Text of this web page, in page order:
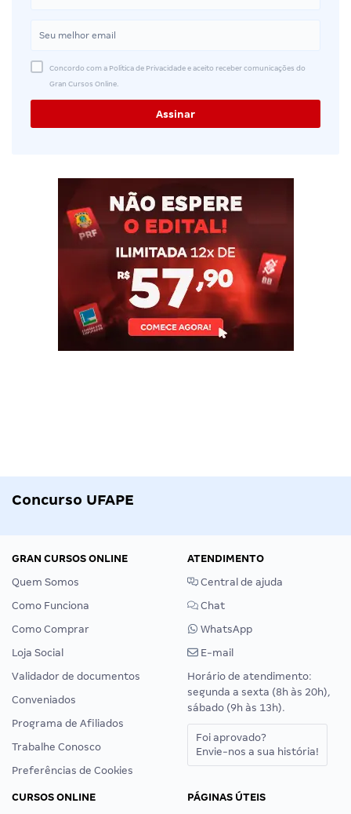
Concordo com a Política de Privacidade e aceito receber comunicações do
Gran Cursos Online.
Concurso UFAPE
GRAN CURSOS ONLINE
Quem Somos
Como Funciona
Como Comprar
Loja Social
Validador de documentos
Conveniados
Programa de Afiliados
Trabalhe Conosco
Preferências de Cookies
ATENDIMENTO
Central de ajuda
Chat
WhatsApp
E-mail
Horário de atendimento:
segunda a sexta (8h às 20h),
sábado (9h às 13h).
Foi aprovado?
Envie-nos a sua história!
CURSOS ONLINE
PÁGINAS ÚTEIS